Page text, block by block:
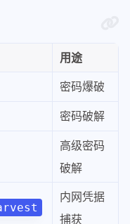
用途
密码爆破
密码破解
高级密码
破解
内网凭据
捕获